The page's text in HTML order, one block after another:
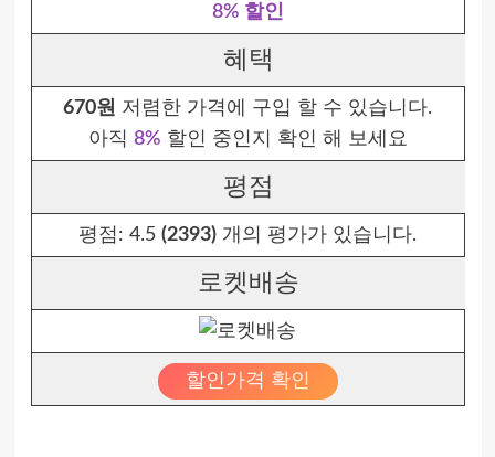
8% 할인
혜택
670원 저렴한 가격에 구입 할 수 있습니다.
아직 8% 할인 중인지 확인 해 보세요
평점
평점: 4.5 (2393) 개의 평가가 있습니다.
로켓배송
할인가격 확인